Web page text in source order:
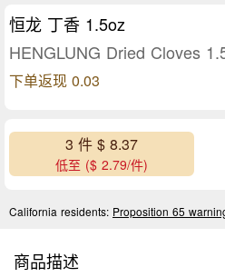
恒龙 丁香 1.5oz
HENGLUNG Dried Cloves
下单返现 0.03
3 件 $ 8.37
低至 ($ 2.79/件)
California residents: Proposition 65
商品描述